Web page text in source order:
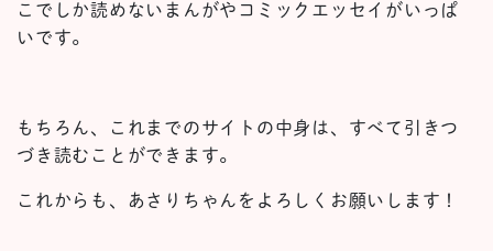
こでしか読めないまんがやコミックエッセイがいっぱ
いです。
もちろん、これまでのサイトの中身は、すべて引きつ
づき読むことができます。
これからも、あさりちゃんをよろしくお願いします！